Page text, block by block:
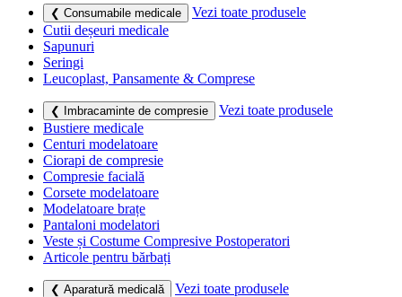
❮ Consumabile medicale
Vezi toate produsele
Cutii deșeuri medicale
Sapunuri
Seringi
Leucoplast, Pansamente & Comprese
❮ Imbracaminte de compresie
Vezi toate produsele
Bustiere medicale
Centuri modelatoare
Ciorapi de compresie
Compresie facială
Corsete modelatoare
Modelatoare brațe
Pantaloni modelatori
Veste și Costume Compresive Postoperatori
Articole pentru bărbați
❮ Aparatură medicală
Vezi toate produsele